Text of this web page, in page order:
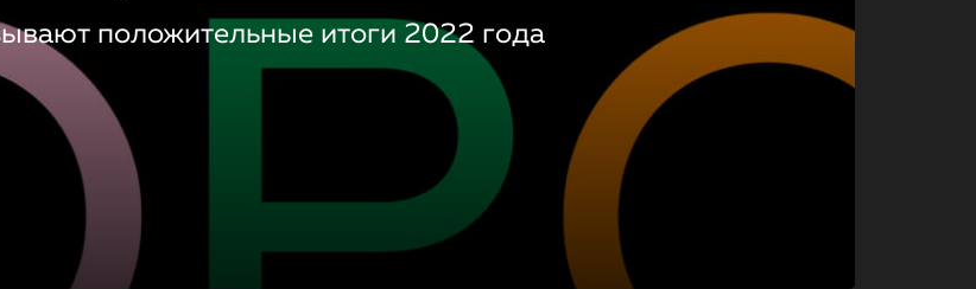
положительные итоги 2022 года